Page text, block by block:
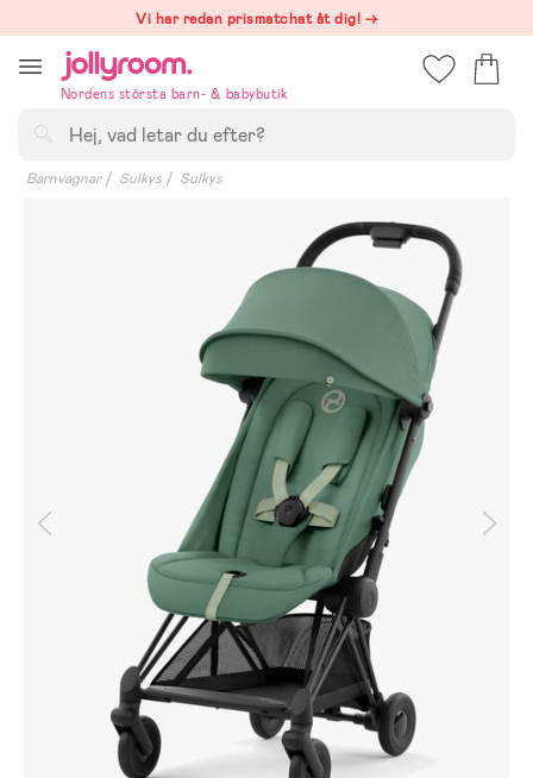
till
innehållet
Vi har redan prismatchat åt dig! →
Nordens största barn- & babybutik
Barnvagnar Sulkys Sulkys